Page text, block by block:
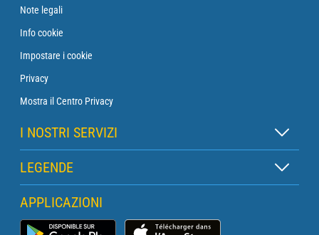
Note legali
Info cookie
Impostare i cookie
Privacy
Mostra il Centro Privacy
I NOSTRI SERVIZI
Abbonamento Zen
Abbonamento Boa
Abbonamento Traversata
Abbonamento Faro
LEGENDE
Legenda delle mappe
Legenda dei pittogrammi
APPLICAZIONI